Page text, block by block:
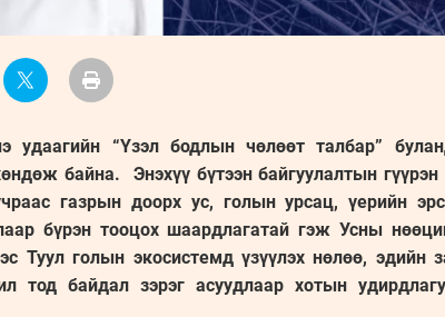
удаагийн “Үзэл бодлын чөлөөт талбар”
байна. Энэхүү бүтээн байгуулалтын
газрын доорх ус, голын урсац, үерийн
бүрэн тооцох шаардлагатай гэж Усны
Туул голын экосистемд үзүүлэх нөлөө, эдийн
тод байдал зэрэг асуудлаар хотын